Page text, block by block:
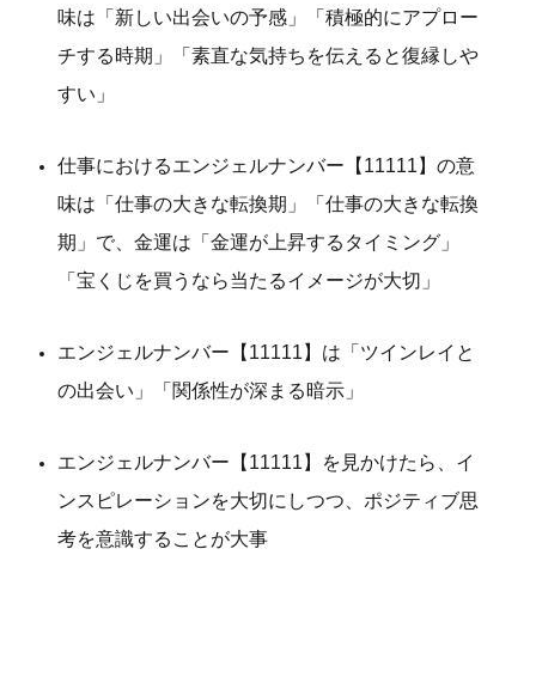
味は「新しい出会いの予感」「積極的にアプロー
チする時期」「素直な気持ちを伝えると復縁しや
すい」
仕事におけるエンジェルナンバー【11111】の意
味は「仕事の大きな転換期」「仕事の大きな転換
期」で、金運は「金運が上昇するタイミング」
「宝くじを買うなら当たるイメージが大切」
エンジェルナンバー【11111】は「ツインレイと
の出会い」「関係性が深まる暗示」
エンジェルナンバー【11111】を見かけたら、イ
ンスピレーションを大切にしつつ、ポジティブ思
考を意識することが大事